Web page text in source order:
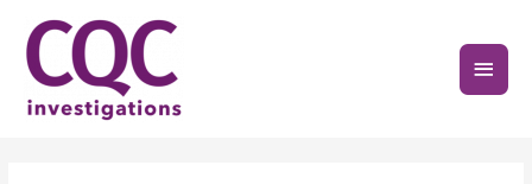
content
Main